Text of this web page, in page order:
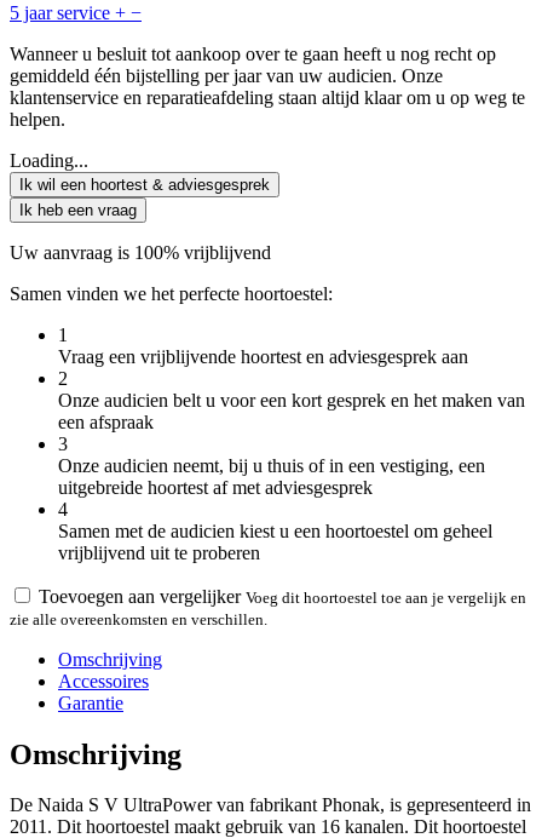
5 jaar service + −
Wanneer u besluit tot aankoop over te gaan heeft u nog recht op
gemiddeld één bijstelling per jaar van uw audicien. Onze
klantenservice en reparatieafdeling staan altijd klaar om u op weg te
helpen.
Loading...
Ik wil een hoortest & adviesgesprek
Ik heb een vraag
Uw aanvraag is 100% vrijblijvend
Samen vinden we het perfecte hoortoestel:
1
Vraag een vrijblijvende hoortest en adviesgesprek aan
2
Onze audicien belt u voor een kort gesprek en het maken van
een afspraak
3
Onze audicien neemt, bij u thuis of in een vestiging, een
uitgebreide hoortest af met adviesgesprek
4
Samen met de audicien kiest u een hoortoestel om geheel
vrijblijvend uit te proberen
Toevoegen aan vergelijker Voeg dit hoortoestel toe aan je vergelijk en
zie alle overeenkomsten en verschillen.
Omschrijving
Accessoires
Garantie
Omschrijving
De Naida S V UltraPower van fabrikant Phonak, is gepresenteerd in
2011. Dit hoortoestel maakt gebruik van 16 kanalen. Dit hoortoestel